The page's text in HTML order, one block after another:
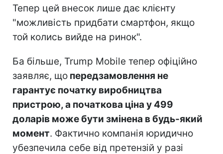
Тепер цей внесок лише дає клієнту
"можливість придбати смартфон, якщо
той колись вийде на ринок".
Ба більше, Trump Mobile тепер офіційно
заявляє, що передзамовлення не
гарантує початку виробництва
пристрою, а початкова ціна у 499
доларів може бути змінена в будь-який
момент. Фактично компанія юридично
убезпечила себе від претензій у разі